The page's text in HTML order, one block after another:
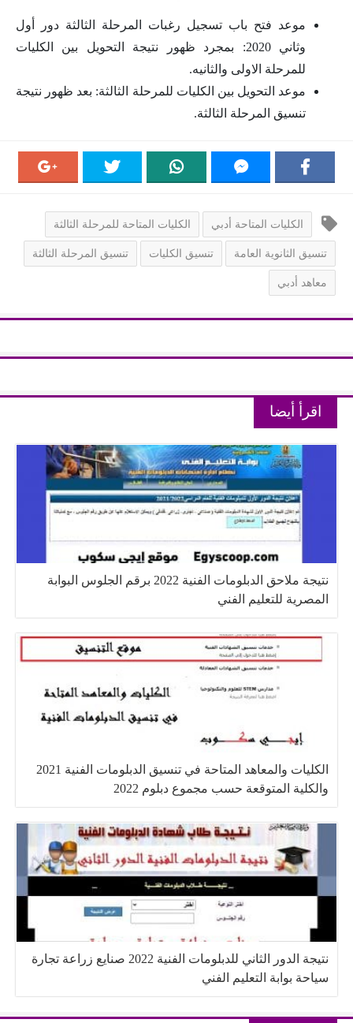
موعد فتح باب تسجيل رغبات المرحلة الثالثة دور أول
وثاني 2020: بمجرد ظهور نتيجة التحويل بين الكليات
للمرحلة الاولى والثانيه.
موعد التحويل بين الكليات للمرحلة الثالثة: بعد ظهور نتيجة
تنسيق المرحلة الثالثة.
الكليات المتاحة أدبي الكليات المتاحة للمرحلة الثالثة
تنسيق الثانوية العامة تنسيق الكليات تنسيق المرحلة الثالثة
معاهد أدبي
اقرأ أيضا
نتيجة ملاحق الدبلومات الفنية 2022 برقم الجلوس البوابة
المصرية للتعليم الفني
الكليات والمعاهد المتاحة في تنسيق الدبلومات الفنية 2021
والكلية المتوقعة حسب مجموع دبلوم 2022
نتيجة الدور الثاني للدبلومات الفنية 2022 صنايع زراعة تجارة
سياحة بوابة التعليم الفني